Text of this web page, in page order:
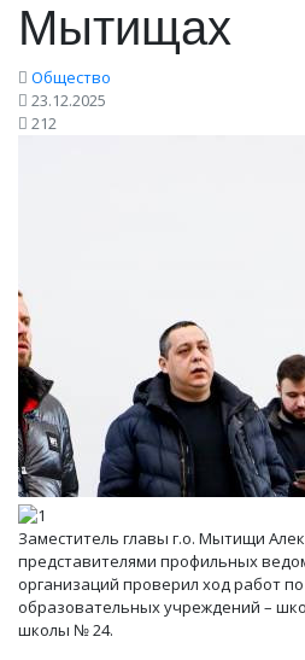
Мытищах
Общество
23.12.2025
212
Заместитель главы г.о. Мытищи
представителями профильных
организаций проверил ход работ
образовательных учреждений –
школы № 24.